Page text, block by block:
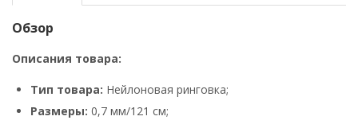
Обзор
Описания товара:
Тип товара: Нейлоновая ринговка;
Размеры: 0,7 мм/121 см;